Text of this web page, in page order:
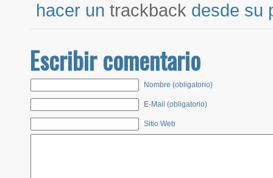
hacer untrackback desde su
Escribir comentario
Nombre (obligatorio)
E-Mail (obligatorio)
Sitio Web